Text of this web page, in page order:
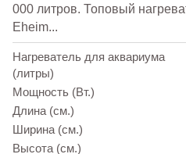
000 литров. Топовый
Eheim...
Нагреватель для аквариума
(литры)
Мощность (Вт.)
Длина (см.)
Ширина (см.)
Высота (см.)